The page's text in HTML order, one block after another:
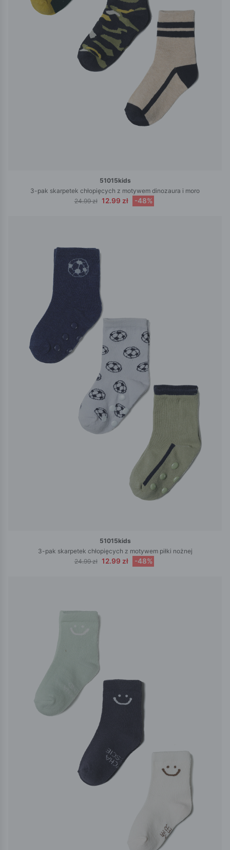
51015kids
3-pak skarpetek chłopięcych z motywem dinozaura i moro
24.99 zł 12.99 zł -48%
51015kids
3-pak skarpetek chłopięcych z motywem piłki nożnej
24.99 zł 12.99 zł -48%